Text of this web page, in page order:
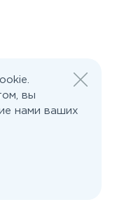
вы
нами ваших